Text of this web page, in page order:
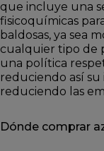
que incluye una
fisicoquímicas
baldosas, ya sea
cualquier tipo de
una política
reduciendo así
reduciendo las
Dónde comprar